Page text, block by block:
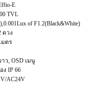
E
TVL
of F1.2(Black&White)
ดวง
มตร
ว, OSD เมนู
IP 66
AC24V